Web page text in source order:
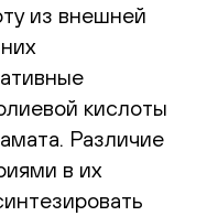
из внешней
кислоты
Различие
в их